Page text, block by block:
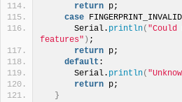
return p;
case
      Serial.
println(
features" ) ;
return p;
default :
      Serial.
println(
return p;
}